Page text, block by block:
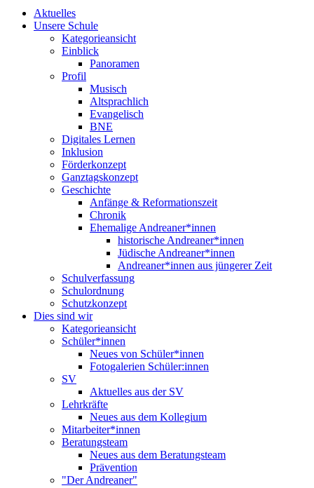
Aktuelles
Unsere Schule
Kategorieansicht
Einblick
Panoramen
Profil
Musisch
Altsprachlich
Evangelisch
BNE
Digitales Lernen
Inklusion
Förderkonzept
Ganztagskonzept
Geschichte
Anfänge & Reformationszeit
Chronik
Ehemalige Andreaner*innen
historische Andreaner*innen
Jüdische Andreaner*innen
Andreaner*innen aus jüngerer Zeit
Schulverfassung
Schulordnung
Schutzkonzept
Dies sind wir
Kategorieansicht
Schüler*innen
Neues von Schüler*innen
Fotogalerien Schüler:innen
SV
Aktuelles aus der SV
Lehrkräfte
Neues aus dem Kollegium
Mitarbeiter*innen
Beratungsteam
Neues aus dem Beratungsteam
Prävention
"Der Andreaner"